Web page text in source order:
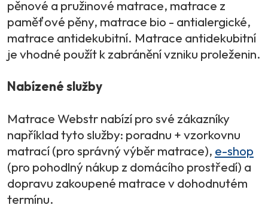
pěnové a pružinové matrace, matrace z
paměťové pěny, matrace bio - antialergické,
matrace antidekubitní. Matrace antidekubitní
je vhodné použít k zabránění vzniku proleženin.
Nabízené služby
Matrace Webstr nabízí pro své zákazníky
například tyto služby: poradnu + vzorkovnu
matrací (pro správný výběr matrace), e-shop
(pro pohodlný nákup z domácího prostředí) a
dopravu zakoupené matrace v dohodnutém
termínu.